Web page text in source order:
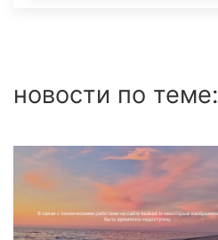
новости по теме: